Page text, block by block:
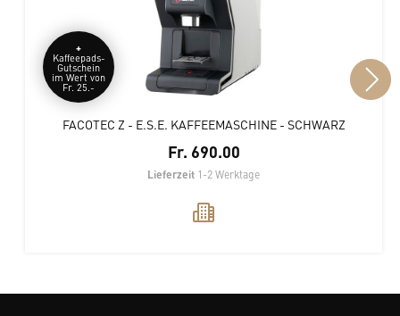
+
Kaffeepads-
Gutschein
im Wert von
Fr. 25.-
FACOTEC Z - E.S.E. KAFFEEMASCHINE - SCHWARZ
Fr. 690.00
Lieferzeit 1-2 Werktage